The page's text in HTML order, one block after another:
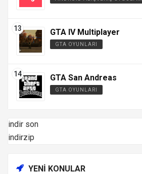
GTA IV Multiplayer
GTA OYUNLARI
GTA San Andreas
GTA OYUNLARI
indir son
indirzip
YENI KONULAR